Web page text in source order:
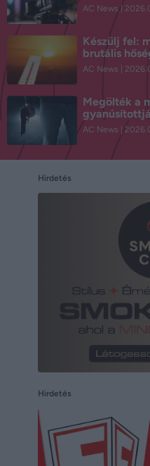
AC News
Készülj fel:
brutális
AC News
Megölték a
AC News
Hirdetés
Hirdetés